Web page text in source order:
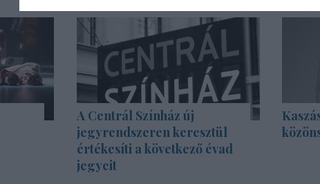
A Centrál Színház új
jegyrendszeren keresztül
értékesíti a következő évad
jegyeit